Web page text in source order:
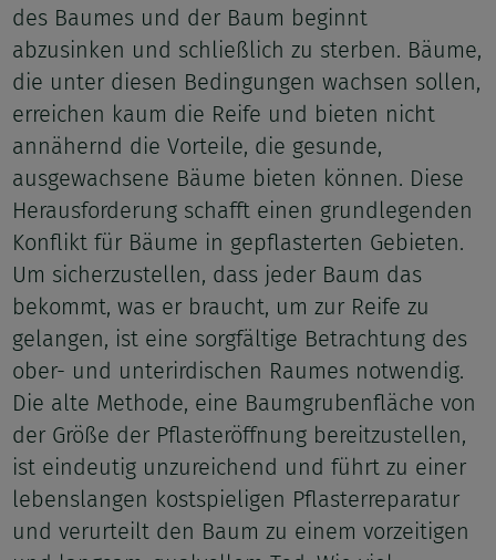
des Baumes und der Baum beginnt
abzusinken und schließlich zu sterben. Bäume,
die unter diesen Bedingungen wachsen sollen,
erreichen kaum die Reife und bieten nicht
annähernd die Vorteile, die gesunde,
ausgewachsene Bäume bieten können. Diese
Herausforderung schafft einen grundlegenden
Konflikt für Bäume in gepflasterten Gebieten.
Um sicherzustellen, dass jeder Baum das
bekommt, was er braucht, um zur Reife zu
gelangen, ist eine sorgfältige Betrachtung des
ober- und unterirdischen Raumes notwendig.
Die alte Methode, eine Baumgrubenfläche von
der Größe der Pflasteröffnung bereitzustellen,
ist eindeutig unzureichend und führt zu einer
lebenslangen kostspieligen Pflasterreparatur
und verurteilt den Baum zu einem vorzeitigen